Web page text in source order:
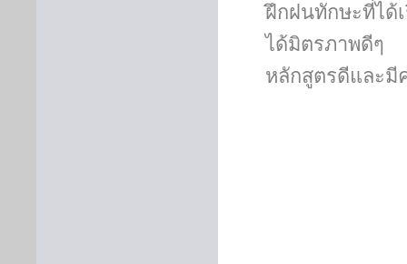
ฝึกฝนทักษะที่ได้
ได้มิตรภาพดี
หลักสูตรดีและ